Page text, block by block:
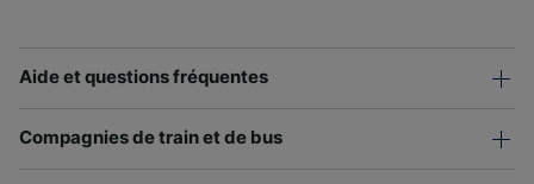
Aide et questions fréquentes
Compagnies de train et de bus